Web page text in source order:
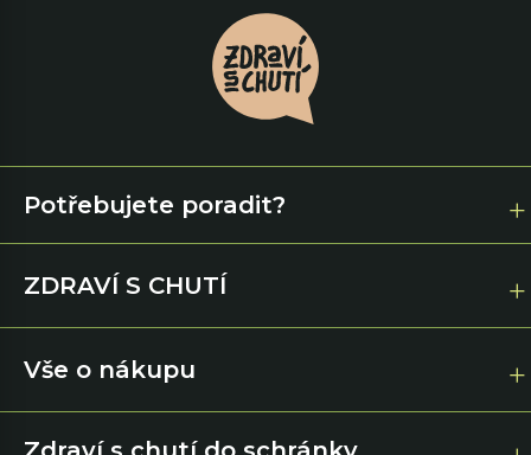
Potřebujete poradit?
ZDRAVÍ S CHUTÍ
Vše o nákupu